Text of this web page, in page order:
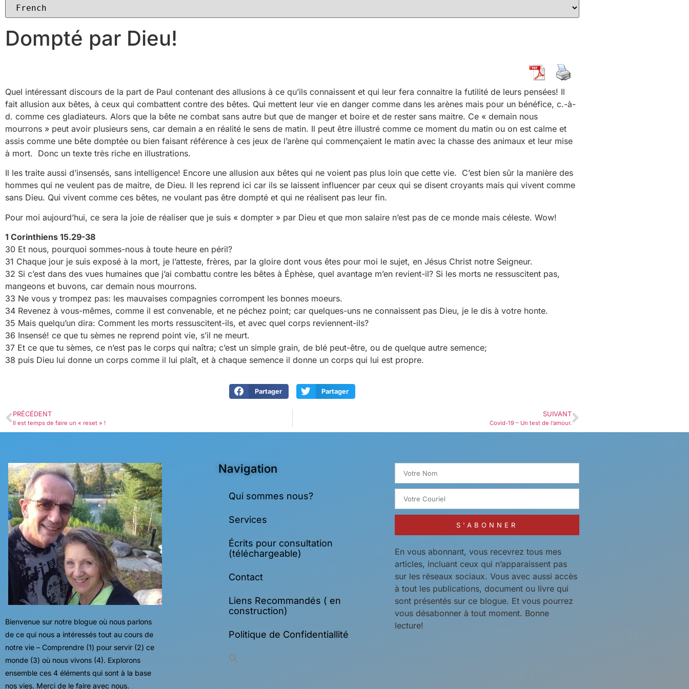
Dompté par Dieu!
Quel intéressant discours de la part de Paul contenant des allusions à ce qu’ils connaissent et qui leur fera connaitre la futilité de leurs pensées! Il
fait allusion aux bêtes, à ceux qui combattent contre des bêtes. Qui mettent leur vie en danger comme dans les arènes mais pour un bénéfice, c.-à-
d. comme ces gladiateurs. Alors que la bête ne combat sans autre but que de manger et boire et de rester sans maitre. Ce « demain nous
mourrons » peut avoir plusieurs sens, car demain a en réalité le sens de matin. Il peut être illustré comme ce moment du matin ou on est calme et
assis comme une bête domptée ou bien faisant référence à ces jeux de l’arène qui commençaient le matin avec la chasse des animaux et leur mise
à mort. Donc un texte très riche en illustrations.
Il les traite aussi d’insensés, sans intelligence! Encore une allusion aux bêtes qui ne voient pas plus loin que cette vie. C’est bien sûr la manière des
hommes qui ne veulent pas de maitre, de Dieu. Il les reprend ici car ils se laissent influencer par ceux qui se disent croyants mais qui vivent comme
sans Dieu. Qui vivent comme ces bêtes, ne voulant pas être dompté et qui ne réalisent pas leur fin.
Pour moi aujourd’hui, ce sera la joie de réaliser que je suis « dompter » par Dieu et que mon salaire n’est pas de ce monde mais céleste. Wow!
1 Corinthiens 15.29-38
30 Et nous, pourquoi sommes-nous à toute heure en péril?
31 Chaque jour je suis exposé à la mort, je l’atteste, frères, par la gloire dont vous êtes pour moi le sujet, en Jésus Christ notre Seigneur.
32 Si c’est dans des vues humaines que j’ai combattu contre les bêtes à Éphèse, quel avantage m’en revient-il? Si les morts ne ressuscitent pas,
mangeons et buvons, car demain nous mourrons.
33 Ne vous y trompez pas: les mauvaises compagnies corrompent les bonnes moeurs.
34 Revenez à vous-mêmes, comme il est convenable, et ne péchez point; car quelques-uns ne connaissent pas Dieu, je le dis à votre honte.
35 Mais quelqu’un dira: Comment les morts ressuscitent-ils, et avec quel corps reviennent-ils?
36 Insensé! ce que tu sèmes ne reprend point vie, s’il ne meurt.
37 Et ce que tu sèmes, ce n’est pas le corps qui naîtra; c’est un simple grain, de blé peut-être, ou de quelque autre semence;
38 puis Dieu lui donne un corps comme il lui plaît, et à chaque semence il donne un corps qui lui est propre.
Partager Partager
PRÉCÉDENT
Il est temps de faire un « reset » !
SUIVANT
Covid-19 – Un test de l’amour.
Bienvenue sur notre blogue où nous parlons
de ce qui nous a intéressés tout au cours de
notre vie – Comprendre (1) pour servir (2) ce
monde (3) où nous vivons (4). Explorons
ensemble ces 4 éléments qui sont à la base
nos vies. Merci de le faire avec nous.
Navigation
Qui sommes nous?
Services
Écrits pour consultation
(téléchargeable)
Contact
Liens Recommandés ( en
construction)
Politique de Confidentiallité
S'ABONNER
En vous abonnant, vous recevrez tous mes
articles, incluant ceux qui n’apparaissent pas
sur les réseaux sociaux. Vous avec aussi accès
à tout les publications, document ou livre qui
sont présentés sur ce blogue. Et vous pourrez
vous désabonner à tout moment. Bonne
lecture!